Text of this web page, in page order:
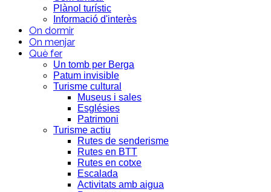
Plànol turístic
Informació d'interès
On dormir
On menjar
Què fer
Un tomb per Berga
Patum invisible
Turisme cultural
Museus i sales
Esglésies
Patrimoni
Turisme actiu
Rutes de senderisme
Rutes en BTT
Rutes en cotxe
Escalada
Activitats amb aigua